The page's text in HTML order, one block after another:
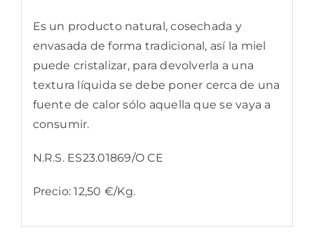
Es un producto natural, cosechada y
envasada de forma tradicional, así la miel
puede cristalizar, para devolverla a una
textura líquida se debe poner cerca de una
fuente de calor sólo aquella que se vaya a
consumir.
N.R.S. ES23.01869/O CE
Precio: 12,50 €/Kg.